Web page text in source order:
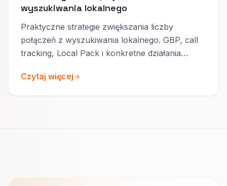
wyszukiwania lokalnego
Praktyczne strategie zwiększania liczby
połączeń z wyszukiwania lokalnego. GBP, call
tracking, Local Pack i konkretne działania
Czytaj więcej